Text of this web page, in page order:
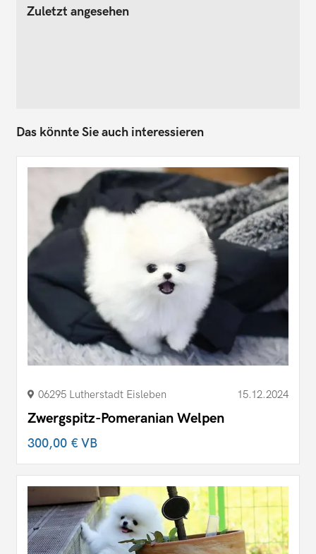
Zuletzt angesehen
Das könnte Sie auch interessieren
06295 Lutherstadt Eisleben 15.12.2024
Zwergspitz-Pomeranian Welpen
300,00 €VB